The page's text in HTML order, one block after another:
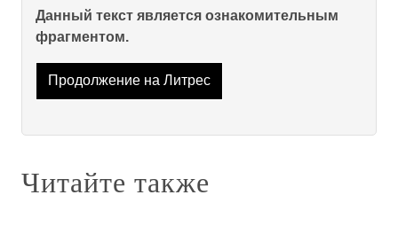
Данный текст является ознакомительным
фрагментом.
Продолжение на Литрес
Читайте также